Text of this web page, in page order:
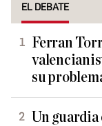
EL DEBATE
Ferran
su
Un